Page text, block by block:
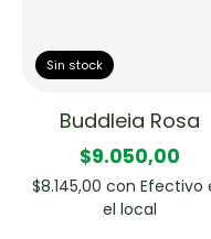
Sin stock
Buddleia Rosa
$9.050,00
$8.145,00 con Efectivo
el local